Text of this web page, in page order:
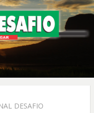
em 1º Lugar
DESAFIO